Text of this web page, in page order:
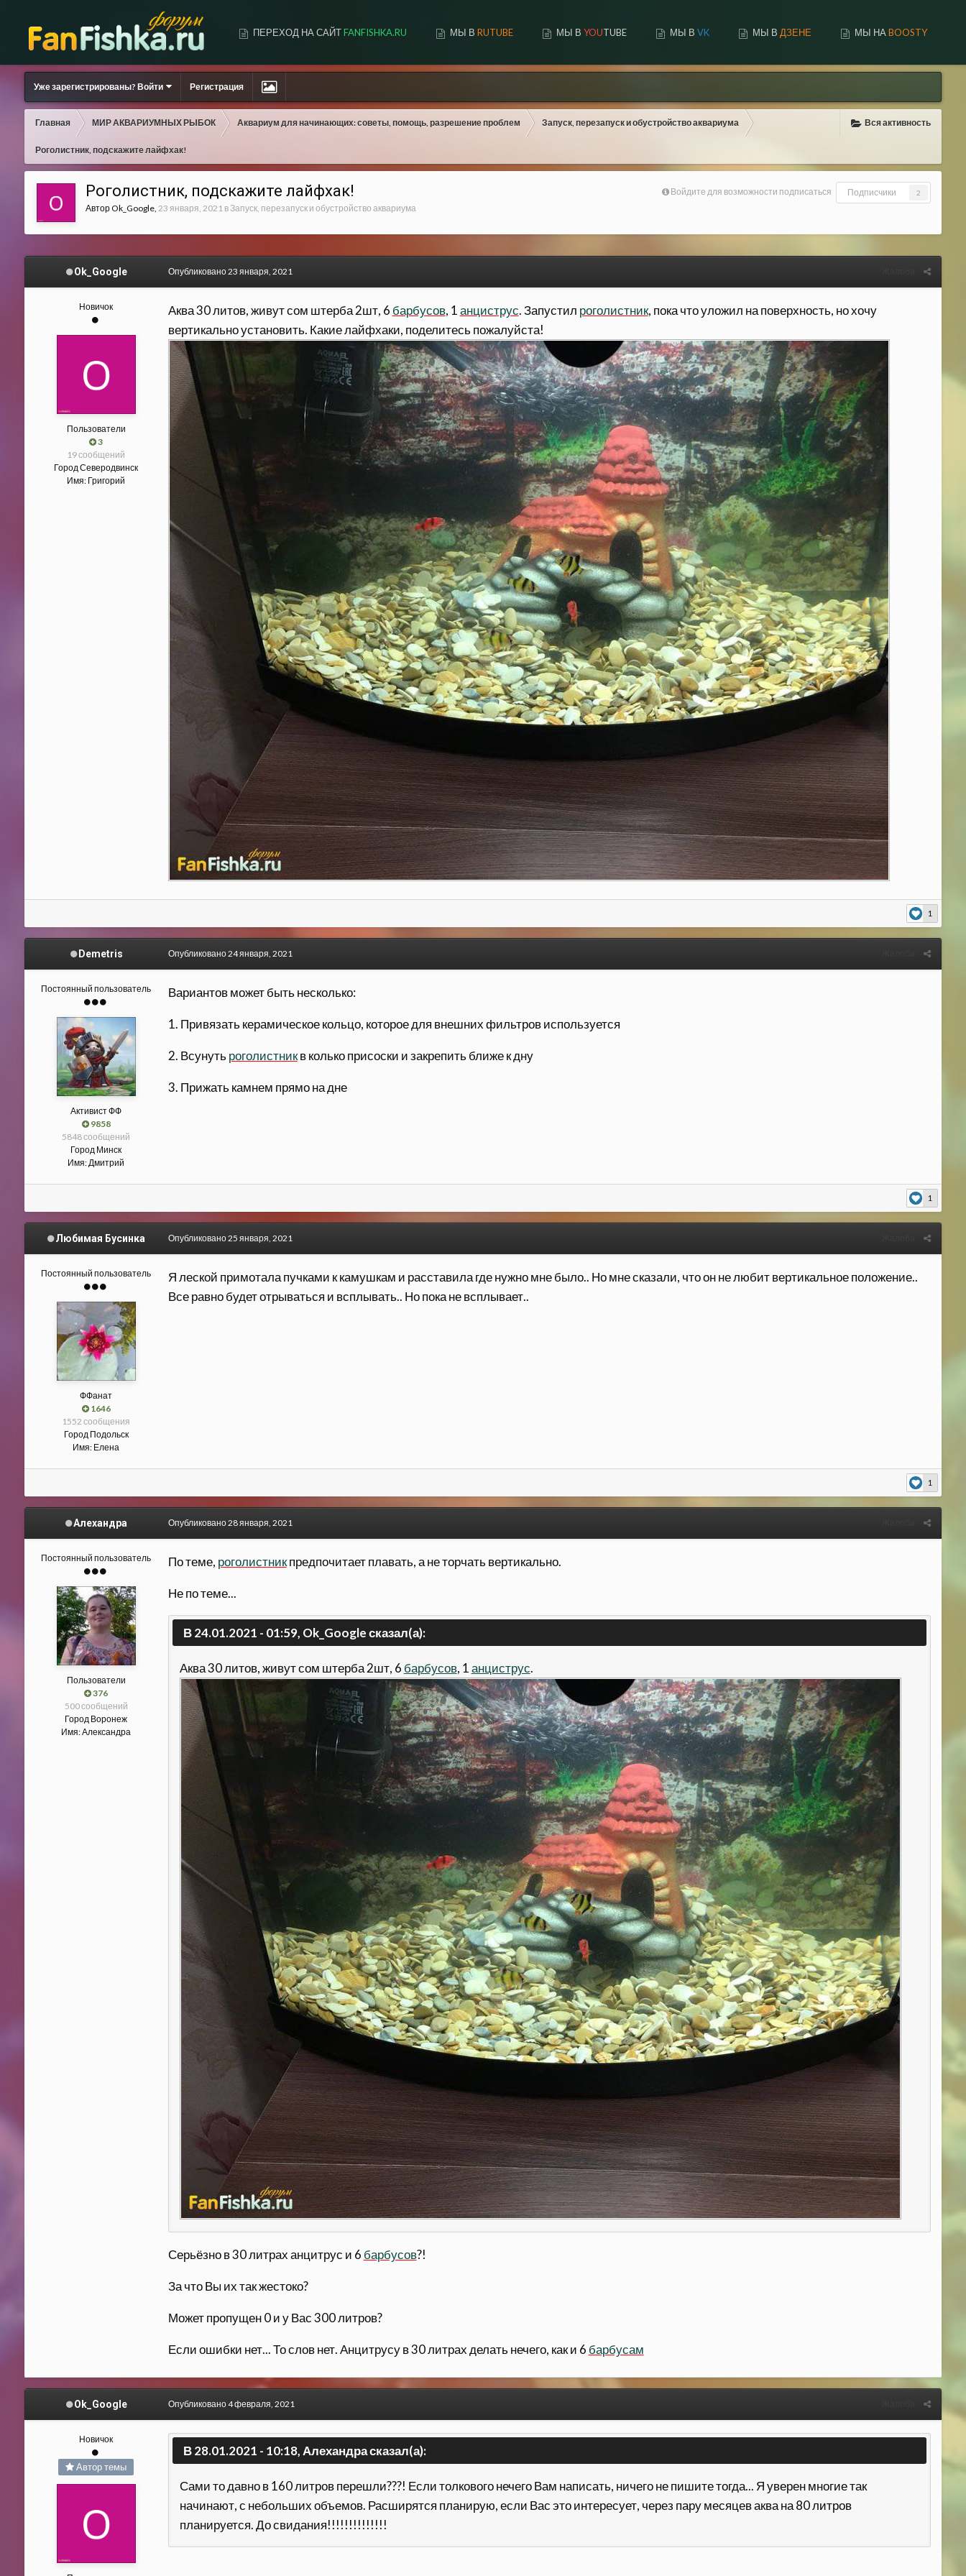
ПЕРЕХОД НА САЙТFANFISHKA.RU МЫ ВRUTUBE МЫ ВYOUTUBE МЫ ВVK МЫ В ДЗЕНЕ МЫ НАBOOSTY
Уже зарегистрированы? Войти Регистрация
Вся активность
Главная МИР АКВАРИУМНЫХ РЫБОК Аквариум для начинающих: советы, помощь, разрешение проблем Запуск, перезапуск и обустройство аквариума
Роголистник, подскажите лайфхак!
Войдите для возможности подписаться Подписчики 2
Роголистник, подскажите лайфхак!
АвторOk_Google, 23 января, 2021вЗапуск, перезапуск и обустройство аквариума
Ok_Google
Новичок
Пользователи
3
19 сообщений
ГородСеверодвинск
Имя: Григорий
Опубликовано23 января, 2021
Аква 30 литов, живут сом штерба 2шт, 6 барбусов, 1анциструс. Запустил роголистник, пока что уложил на поверхность, но хочу
вертикально установить. Какие лайфхаки, поделитесь пожалуйста!
1
Demetris
Постоянный пользователь
Активист ФФ
9858
5848 сообщений
Город Минск
Имя:Дмитрий
Опубликовано24 января, 2021
Вариантов может быть несколько:
1. Привязать керамическое кольцо, которое для внешних фильтров используется
2. Всунутьроголистникв колько присоски и закрепить ближе к дну
3. Прижать камнем прямо на дне
1
Любимая Бусинка
Постоянный пользователь
ФФанат
1646
1552 сообщения
Город Подольск
Имя: Елена
Опубликовано25 января, 2021
Я леской примотала пучками к камушкам и расставила где нужно мне было.. Но мне сказали, что он не любит вертикальное положение..
Все равно будет отрываться и всплывать.. Но пока не всплывает..
1
Алехандра
Постоянный пользователь
Пользователи
376
500 сообщений
Город Воронеж
Имя:Александра
Опубликовано28 января, 2021
По теме, роголистникпредпочитает плавать, а не торчать вертикально.
Не по теме...
В 24.01.2021 - 01:59, Ok_Google сказал(а):
Аква 30 литов, живут сом штерба 2шт, 6 барбусов, 1анциструс.
Серьёзно в 30 литрах анцитрус и 6 барбусов?!
За что Вы их так жестоко?
Может пропущен 0 и у Вас 300 литров?
Если ошибки нет... То слов нет. Анцитрусу в 30 литрах делать нечего, как и 6 барбусам
Ok_Google
Новичок
Автор темы
Опубликовано4 февраля, 2021
В 28.01.2021 - 10:18, Алехандра сказал(а):
Сами то давно в 160 литров перешли???! Если толкового нечего Вам написать, ничего не пишите тогда... Я уверен многие так
начинают, с небольших объемов. Расширятся планирую, если Вас это интересует, через пару месяцев аква на 80 литров
планируется. До свидания!!!!!!!!!!!!!!